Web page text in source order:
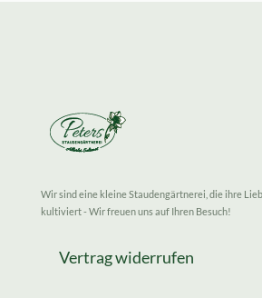
Wir sind eine kleine Staudengärtnerei, die ihre
kultiviert - Wir freuen uns auf Ihren Besuch!
Vertrag widerrufen